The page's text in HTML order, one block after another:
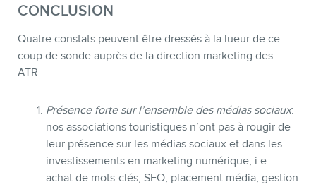
CONCLUSION
Quatre constats peuvent être dressés à la lueur de ce
coup de sonde auprès de la direction marketing des
ATR:
Présence forte sur l’ensemble des médias sociaux:
nos associations touristiques n’ont pas à rougir de
leur présence sur les médias sociaux et dans les
investissements en marketing numérique, i.e.
achat de mots-clés, SEO, placement média, gestion